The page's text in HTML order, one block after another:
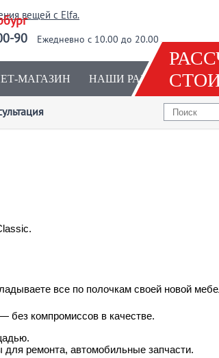
90
Ежедневно с 10.00 до 20.00
МАГАЗИН НАШИ РАБОТЫ
все по полочкам своей новой
без компромиссов в качестве.
для ремонта, автомобильные запчасти.